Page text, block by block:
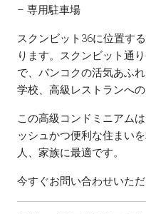
– 専用駐車場
スクンビット36に位置す
ります。スクンビット通
で、バンコクの活気あふ
学校、高級レストランへ
この高級コンドミニアム
ッシュかつ便利な住まい
人、家族に最適です。
今すぐお問い合わせいた